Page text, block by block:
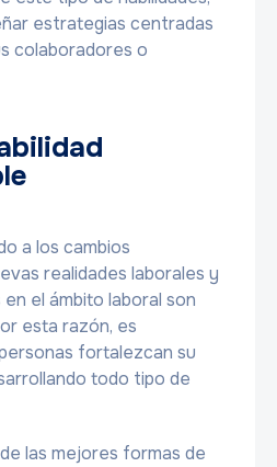
estrategias centradas
colaboradores o
a los cambios
realidades laborales y
el ámbito laboral son
esta razón, es
fortalezcan su
todo tipo de
las mejores formas de